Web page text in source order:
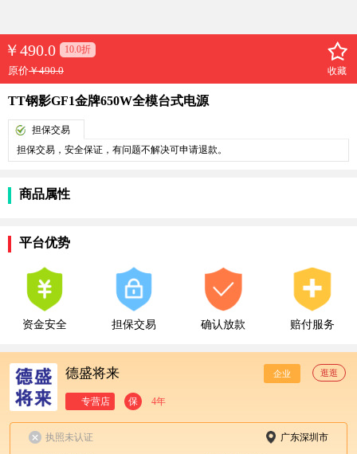
￥490.0 10.0折
原价￥490.0 收藏
TT钢影GF1金牌650W全模台式电源
担保交易
担保交易，安全保证，有问题不解决可申请退款。
商品属性
平台优势
资金安全 担保交易 确认放款 赔付服务
德盛将来 企业 逛逛
专营店 保 4年
执照未认证 广东深圳市